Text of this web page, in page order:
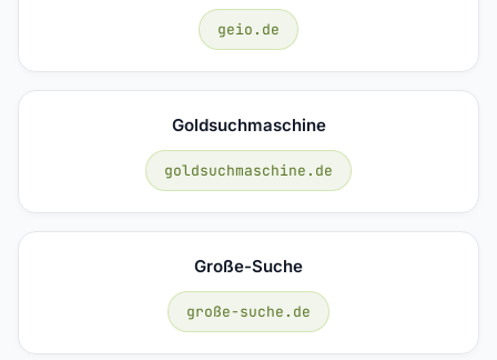
geio.de
Goldsuchmaschine
goldsuchmaschine.de
Große-Suche
große-suche.de